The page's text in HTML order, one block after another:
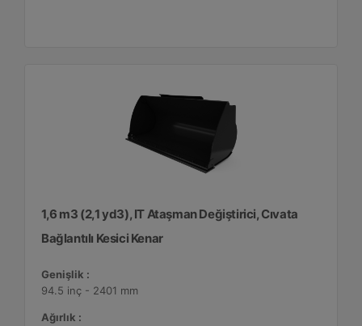
1,6 m3 (2,1 yd3), IT Ataşman Değiştirici, Cıvata
Bağlantılı Kesici Kenar
Genişlik :
94.5 inç - 2401 mm
Ağırlık :